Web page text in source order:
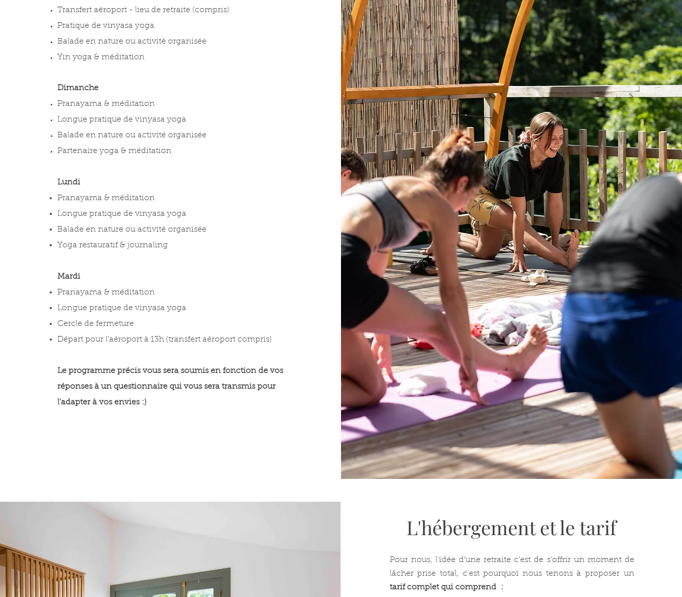
Transfert aéroport - lieu de retraite (compris)
Pratique de vinyasa yoga
Balade en nature ou activité organisée
Yin yoga & méditation
Dimanche
Pranayama & méditation
Longue pratique de vinyasa yoga
Balade en nature ou activité organisée
Partenaire yoga & méditation
Lundi
Pranayama & méditation
Longue pratique de vinyasa yoga
Balade en nature ou activité organisée
Yoga restauratif & journaling
Mardi
Pranayama & méditation
Longue pratique de vinyasa yoga
Cercle de fermeture
Départ pour l'aéroport à 13h (transfert aéroport compris)
Le programme précis vous sera soumis en fonction de vos
réponses à un questionnaire qui vous sera transmis pour
l'adapter à vos envies :)
L'hébergement et le tarif
Pour nous, l'idée d'une retraite c'est de s'offrir un moment de
lâcher prise total, c'est pourquoi nous tenons à proposer un
tarif complet qui comprend :